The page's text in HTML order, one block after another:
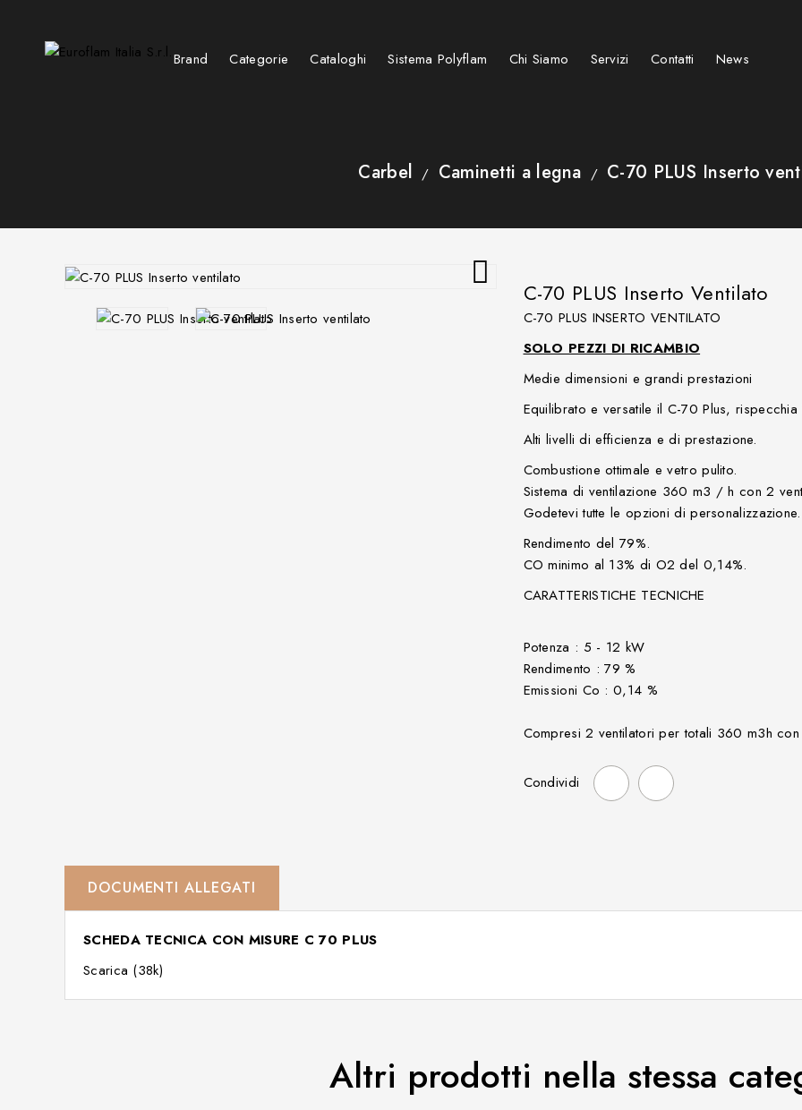
Brand Categorie Cataloghi Sistema Polyflam Chi Siamo Servizi Contatti News
Carbel Caminetti a legna C-70 PLUS Inserto

C-70 PLUS Inserto Ventilato
C-70 PLUS INSERTO VENTILATO
SOLO PEZZI DI RICAMBIO
Medie dimensioni e grandi prestazioni
Equilibrato e versatile il C-70 Plus,rispecchia
Alti livelli di efficienza e di prestazione.
Combustione ottimale e vetro pulito.
Sistema di ventilazione 360 m3 / h con 2
Godetevi tutte le opzioni di personalizzazione.
Rendimento del 79%.
CO minimo al 13% di O2 del 0,14%.
CARATTERISTICHE TECNICHE
Potenza : 5 - 12 kW
Rendimento : 79 %
Emissioni Co : 0,14 %
Compresi 2 ventilatori per totali 360 m3h
Condividi
DOCUMENTI ALLEGATI
SCHEDA TECNICA CON MISURE C 70 PLUS
Scarica (38k)
Altri prodotti nella stessa